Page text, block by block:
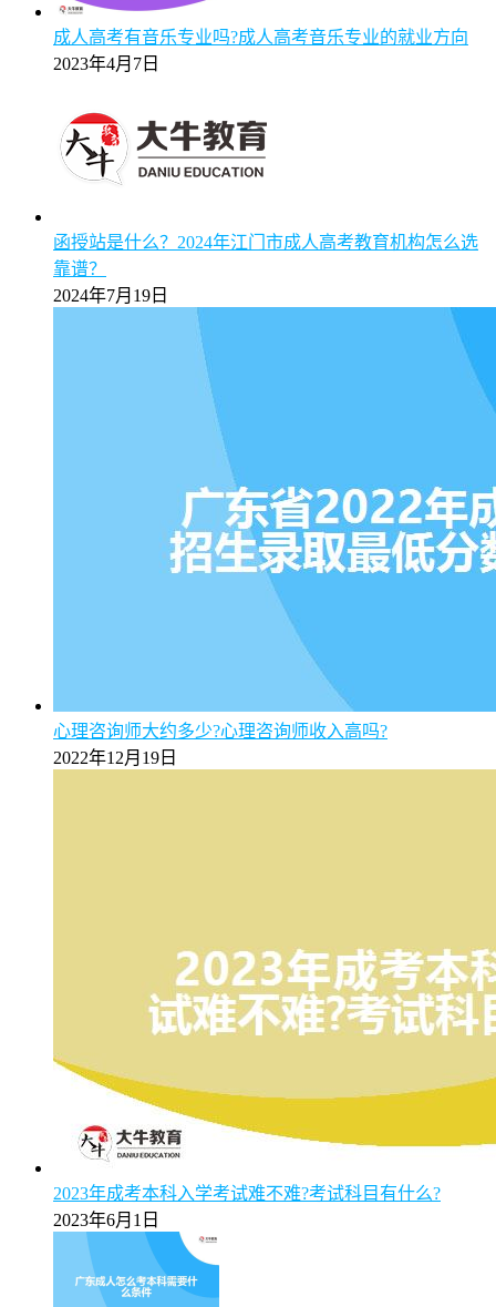
【揭秘】2025年广州成考专升本学费标准明细（附缴费
2025年5月9日